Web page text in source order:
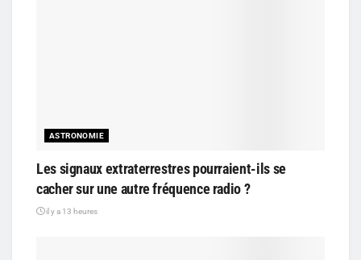
ASTRONOMIE
Les signaux extraterrestres pourraient-ils se
cacher sur une autre fréquence radio ?
il y a 13 heures